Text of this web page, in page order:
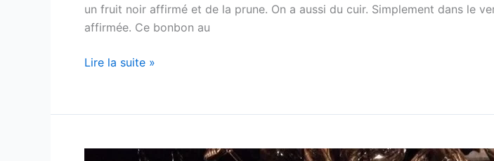
un fruit noir affirmé et de la prune. On a aussi du cuir. Simplement dans le
affirmée. Ce bonbon au
Irancy
–
–
Lire la suite »